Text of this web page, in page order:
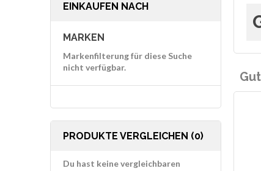
EINKAUFEN NACH
MARKEN
Markenfilterung für diese Suche
nicht verfügbar.
PRODUKTE VERGLEICHEN (0)
Du hast keine vergleichbaren